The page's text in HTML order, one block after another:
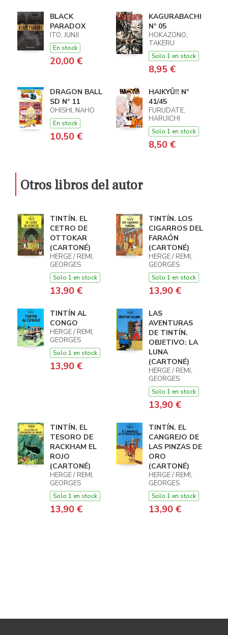
BLACK
PARADOX
ITO, JUNJI
En stock
20,00 €
KAGURABACHI
Nº 05
HOKAZONO,
TAKERU
Solo 1 en stock
8,95 €
DRAGON BALL
SD Nº 11
OHISHI, NAHO
En stock
10,50 €
HAIKYÛ!! Nº
41/45
FURUDATE,
HARUICHI
Solo 1 en stock
8,50 €
Otros libros del autor
TINTÍN. EL
CETRO DE
OTTOKAR
(CARTONÉ)
HERGE / REMI,
GEORGES
Solo 1 en stock
13,90 €
TINTÍN. LOS
CIGARROS DEL
FARAÓN
(CARTONÉ)
HERGE / REMI,
GEORGES
Solo 1 en stock
13,90 €
TINTÍN AL
CONGO
HERGE / REMI,
GEORGES
Solo 1 en stock
13,90 €
LAS
AVENTURAS
DE TINTÍN.
OBJETIVO: LA
LUNA
(CARTONÉ)
HERGE / REMI,
GEORGES
Solo 1 en stock
13,90 €
TINTÍN. EL
TESORO DE
RACKHAM EL
ROJO
(CARTONÉ)
HERGE / REMI,
GEORGES
Solo 1 en stock
13,90 €
TINTÍN. EL
CANGREJO DE
LAS PINZAS DE
ORO
(CARTONÉ)
HERGE / REMI,
GEORGES
Solo 1 en stock
13,90 €